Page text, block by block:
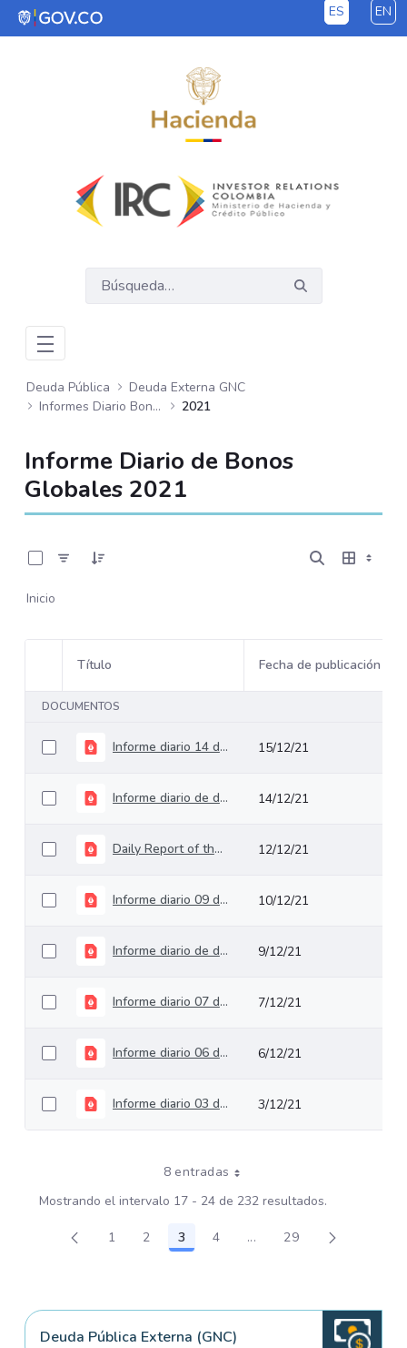
Saltar al contenido principal ES EN
Deuda Pública
Deuda Externa GNC
Informes Diario Bonos Globales
2021
Informe Diario de Bonos
Globales 2021
Inicio
Selección del elemento
Título Fecha de publicación
DOCUMENTOS
Informe diario 14 de diciembre de 2021 15/12/21
Informe diario de deuda pública del 15 de diciembre de 2021 14/12/21
Daily Report of the 13th of December 2021 12/12/21
Informe diario 09 de diciembre de 2021 10/12/21
Informe diario de deuda pública del 10 de diciembre de 2021 9/12/21
Informe diario 07 de diciembre de 2021 7/12/21
Informe diario 06 de diciembre de 2021 6/12/21
Informe diario 03 de diciembre de 2021 3/12/21
8 entradas
Mostrando el intervalo 17 - 24 de 232 resultados.
Página
1 Página
2 Página
3 Página
4 ...Páginas intermedias
Página
29
Deuda Pública Externa (GNC)